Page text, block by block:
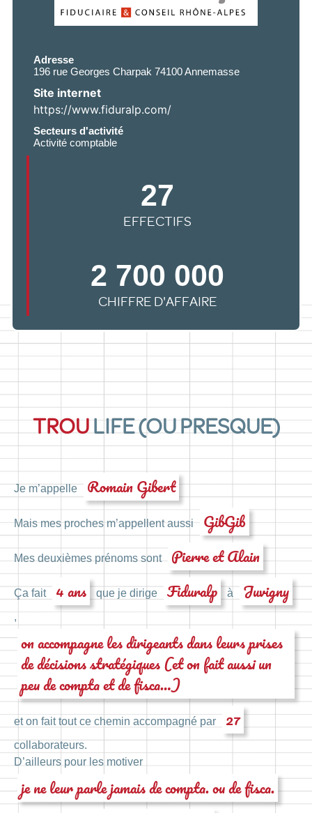
Adresse
196 rue Georges Charpak 74100 Annemasse
Site internet
https://www.fiduralp.com/
Secteurs d'activité
Activité comptable
EFFECTIFS
27
CHIFFRE D'AFFAIRE
2 700 000
TROULIFE (OU PRESQUE)
Je m’appelle Romain Gibert
Mais mes proches m’appellent aussi GibGib
Mes deuxièmes prénoms sont Pierre et Alain
Ça fait 4 ans que je dirige Fiduralp à Juvigny
,
on accompagne les dirigeants dans leurs prises
de décisions stratégiques (et on fait aussi un
peu de compta et de fisca…)
et on fait tout ce chemin accompagné par 27
collaborateurs.
D’ailleurs pour les motiver
je ne leur parle jamais de compta. ou de fisca.